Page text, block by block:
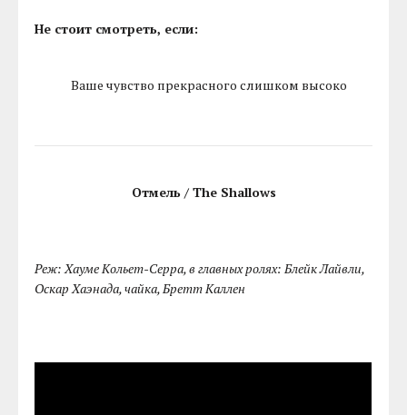
Не стоит смотреть, если:
Ваше чувство прекрасного слишком высоко
Отмель / The Shallows
Реж: Хауме Кольет-Серра, в главных ролях: Блейк Лайвли,
Оскар Хаэнада, чайка, Бретт Каллен